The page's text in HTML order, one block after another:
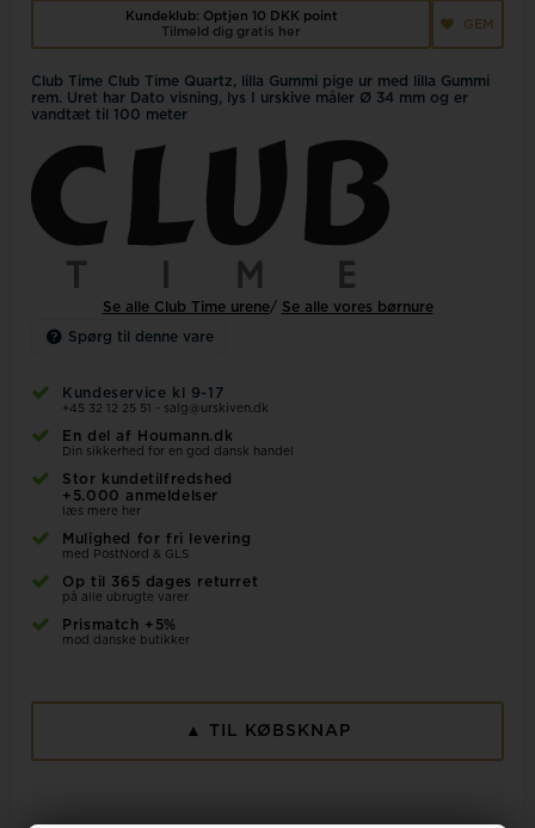
Kundeklub: Optjen 10 DKK point
Tilmeld dig gratis her
GEM
Club Time Club Time Quartz, lilla Gummi pige ur med lilla Gummi
rem. Uret har Dato visning, lys I urskive måler Ø 34 mm og er
vandtæt til 100 meter
Se alle Club Time urene/ Se alle vores børnure
Spørg til denne vare
Kundeservice kl 9-17
+45 32 12 25 51 - salg@urskiven.dk
En del af Houmann.dk
Din sikkerhed for en god dansk handel
Stor kundetilfredshed
+5.000 anmeldelser
læs mere her
Mulighed for fri levering
med PostNord & GLS
Op til 365 dages returret
på alle ubrugte varer
Prismatch +5%
mod danske butikker
▲ TIL KØBSKNAP